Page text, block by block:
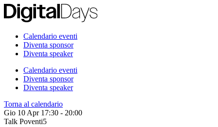
Calendario eventi
Diventa sponsor
Diventa speaker
Calendario eventi
Diventa sponsor
Diventa speaker
Torna al calendario
Gio 10 Apr 17:30 - 20:00
Talk Poventi5